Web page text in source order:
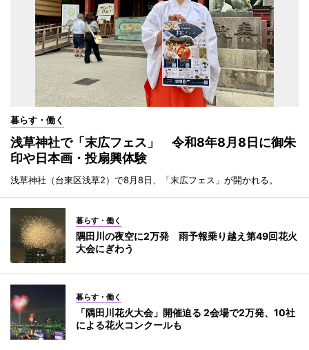
暮らす・働く
浅草神社で「末広フェス」 令和8年8月8日に御朱
印や日本画・投扇興体験
浅草神社（台東区浅草2）で8月8日、「末広フェス」が開かれる。
暮らす・働く
隅田川の夜空に2万発 雨予報乗り越え第49回花火
大会にぎわう
暮らす・働く
「隅田川花火大会」開催迫る 2会場で2万発、10社
による花火コンクールも